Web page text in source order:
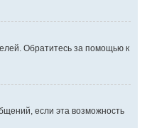
Обратитесь за помощью к
если эта возможность